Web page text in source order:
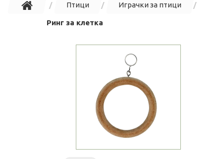
Птици Играчки за птици
Ринг за клетка